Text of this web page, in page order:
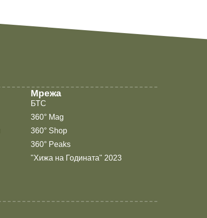
Мрежа
БТС
360° Mag
360° Shop
360° Peaks
"Хижа на Годината" 2023